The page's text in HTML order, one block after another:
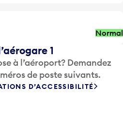
1
à l’aéroport? Demandez
de poste suivants.
D’ACCESSIBILITÉ